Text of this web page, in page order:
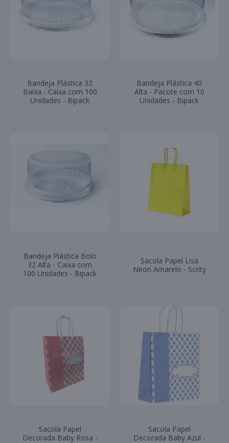
Bandeja Plástica 32
Baixa - Caixa com 100
Unidades - Bipack
Bandeja Plástica 40
Alta - Pacote com 10
Unidades - Bipack
Bandeja Plástica Bolo
32 Alta - Caixa com
100 Unidades - Bipack
Sacola Papel Lisa
Neon Amarelo - Scrity
Sacola Papel
Decorada Baby Rosa -
Sacola Papel
Decorada Baby Azul -